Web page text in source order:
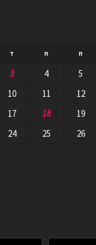
Τ Π Π
3 4 5
10 11 12
17 18 19
24 25 26